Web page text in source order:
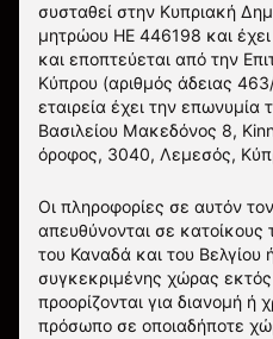
συσταθεί στην Κυπριακή
μητρώου ΗΕ 446198 και έχει
και εποπτεύεται από την
Κύπρου (αριθμός άδειας
εταιρεία έχει την επωνυμία
Βασιλείου Μακεδόνος 8,
όροφος, 3040, Λεμεσός,
Οι πληροφορίες σε αυτόν
απευθύνονται σε
του Καναδά και του Βελγίου
συγκεκριμένης χώρας
προορίζονται για διανομή ή
πρόσωπο σε οποιαδήποτε